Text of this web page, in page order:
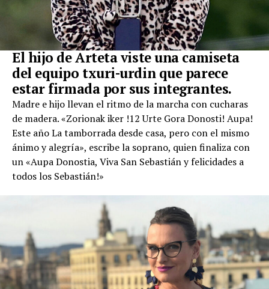
El hijo de Arteta viste una camiseta
del equipo txuri-urdin que parece
estar firmada por sus integrantes.
Madre e hijo llevan el ritmo de la marcha con cucharas
de madera. «Zorionak iker !12 Urte Gora Donosti! Aupa!
Este año La tamborrada desde casa, pero con el mismo
ánimo y alegría», escribe la soprano, quien finaliza con
un «Aupa Donostia, Viva San Sebastián y felicidades a
todos los Sebastián!»